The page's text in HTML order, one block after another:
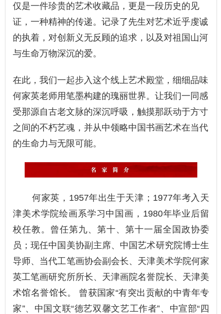
仅是一件珍贵的艺术收藏品，更是一段历史的见
证，一种精神的传递。记录了先生对艺术近乎虔诚
的执着，对创新义无反顾的追求，以及对祖国山河
与生命万物深沉的爱。
在此，我们一起步入这个线上艺术殿堂，细细品味
何家英老师用笔墨构建的瑰丽世界。让我们一同感
受那源自古老文脉的深沉呼吸，触摸那跃动于方寸
之间的不朽艺魂，并从中领略中国书画艺术在当代
的生命力与无限可能。
何家英，1957年出生于天津；1977年考入天
津美术学院绘画系学习中国画，1980年毕业后留
校任教。曾任第九、第十、第十一届全国政协委
员；现任中国美协副主席、中国艺术研究院博士生
导师、当代工笔画协会副会长、天津美术学院何家
英工笔画研究所所长、天津画院名誉院长、天津美
术馆名誉馆长。 曾获国家“有突出贡献的中青年专
家”、中国文联“德艺双馨文艺工作者”、中宣部“四